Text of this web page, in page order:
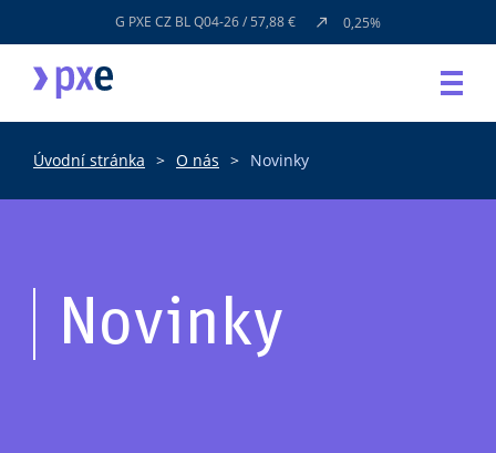
G PXE CZ BL Q04-26 / 57,88 € 0,25%
Úvodní stránka O nás Novinky
Novinky